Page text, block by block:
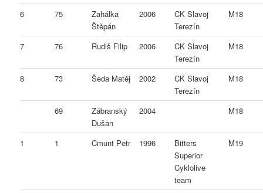
6 75
Zahálka
Štěpán
2006
CK Slavoj
Terezín
M18
7 76 Rudiš Filip 2006
CK Slavoj
Terezín
M18
8 73 Šeda Matěj 2002
CK Slavoj
Terezín
M18
69
Zábranský
Dušan
2004 M18
1 1 Cmunt Petr 1996
Bitters
Superior
Cyklolive
team
M19